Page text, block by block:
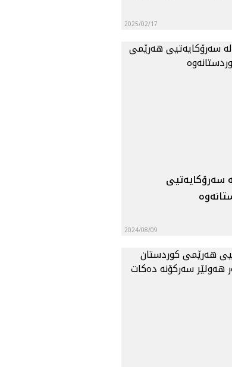
2025/02/17
سەرۆكایەتیی
2024/08/09